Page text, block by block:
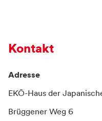
Kontakt
Adresse
EKŌ-Haus der
Brüggener Weg 6